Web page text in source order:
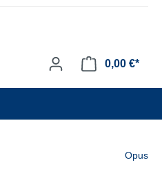
0,00 €*
Opus